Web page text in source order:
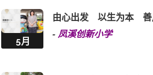
5月
由心出发 以生为本 善
- 凤溪创新小学